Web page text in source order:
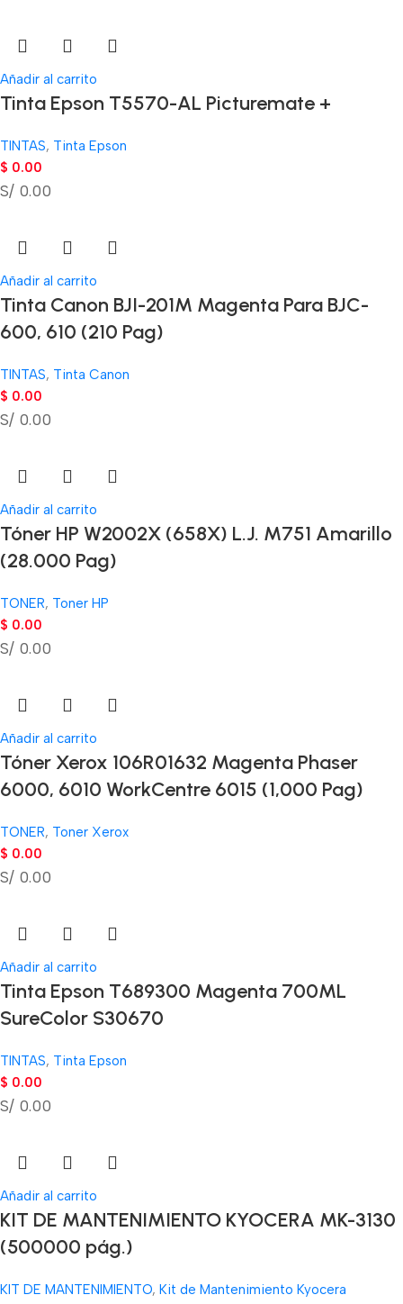
Añadir al carrito
Tinta Epson T5570-AL Picturemate +
TINTAS, Tinta Epson
$ 0.00
S/ 0.00
Añadir al carrito
Tinta Canon BJI-201M Magenta Para BJC-
600, 610 (210 Pag)
TINTAS, Tinta Canon
$ 0.00
S/ 0.00
Añadir al carrito
Tóner HP W2002X (658X) L.J. M751 Amarillo
(28.000 Pag)
TONER, Toner HP
$ 0.00
S/ 0.00
Añadir al carrito
Tóner Xerox 106R01632 Magenta Phaser
6000, 6010 WorkCentre 6015 (1,000 Pag)
TONER, Toner Xerox
$ 0.00
S/ 0.00
Añadir al carrito
Tinta Epson T689300 Magenta 700ML
SureColor S30670
TINTAS, Tinta Epson
$ 0.00
S/ 0.00
Añadir al carrito
KIT DE MANTENIMIENTO KYOCERA MK-3130
(500000 pág.)
KIT DE MANTENIMIENTO, Kit de Mantenimiento Kyocera